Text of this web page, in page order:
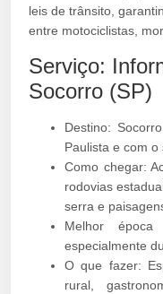
leis de trânsito,
entre motociclistas,
Serviço:
Socorro (SP)
Destino:
Paulista e com o
Como chegar:
rodovias
serra e
Melhor
especialmente
O que fazer:
rural,